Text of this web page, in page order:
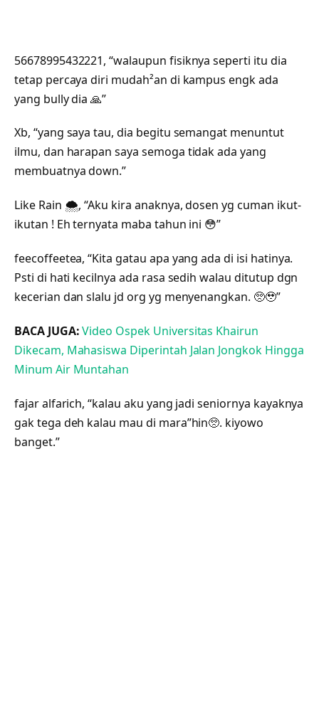
56678995432221, “walaupun fisiknya seperti itu dia
tetap percaya diri mudah²an di kampus engk ada
yang bully dia 🙏”
Xb, “yang saya tau, dia begitu semangat menuntut
ilmu, dan harapan saya semoga tidak ada yang
membuatnya down.”
Like Rain 🌨️, “Aku kira anaknya, dosen yg cuman ikut-
ikutan ! Eh ternyata maba tahun ini 😳”
feecoffeetea, “Kita gatau apa yang ada di isi hatinya.
Psti di hati kecilnya ada rasa sedih walau ditutup dgn
kecerian dan slalu jd org yg menyenangkan. 🥺🥹”
BACA JUGA:Video Ospek Universitas Khairun
Dikecam, Mahasiswa Diperintah Jalan Jongkok Hingga
Minum Air Muntahan
fajar alfarich, “kalau aku yang jadi seniornya kayaknya
gak tega deh kalau mau di mara”hin🥺. kiyowo
banget.”